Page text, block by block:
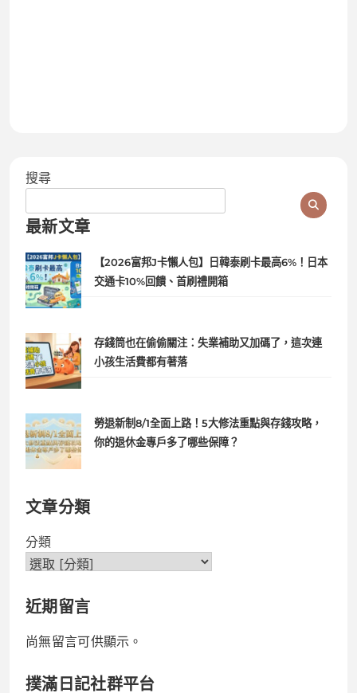
搜尋
最新文章
【2026富邦J卡懶人包】日韓泰刷卡最高6%！日本
交通卡10%回饋、首刷禮開箱
存錢筒也在偷偷關注：失業補助又加碼了，這次連
小孩生活費都有著落
勞退新制8/1全面上路！5大修法重點與存錢攻略，
你的退休金專戶多了哪些保障？
文章分類
分類
近期留言
尚無留言可供顯示。
撲滿日記社群平台